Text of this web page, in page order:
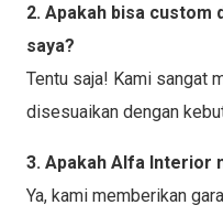
2. Apakah bisa custom
saya?
Tentu saja! Kami sangat
disesuaikan dengan
3. Apakah Alfa Interior
Ya, kami memberikan